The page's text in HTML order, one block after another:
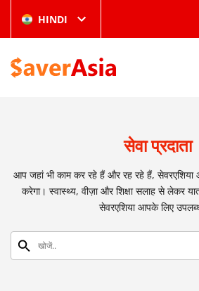
HINDI
सेवा प्रदाता
आप जहां भी काम कर रहे हैं और रह रहे हैं, सेवरएशिया
करेगा। स्वास्थ्य, वीज़ा और शिक्षा सलाह से लेकर
सेवरएशिया आपके लिए